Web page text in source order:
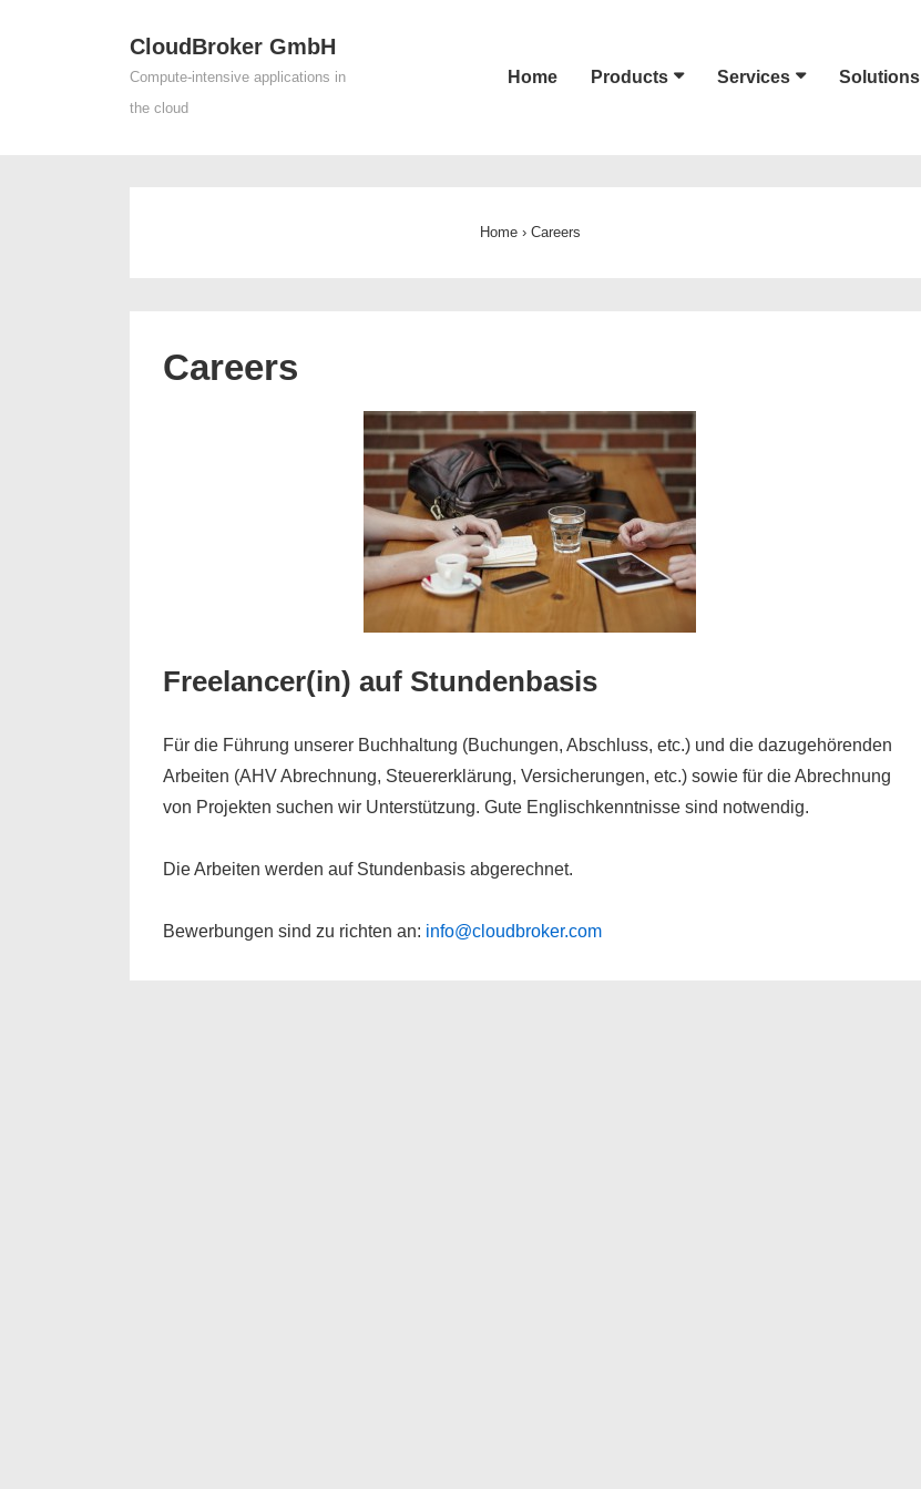
CloudBroker GmbH
Compute-intensive applications in
the cloud
Home Products Services Solutions
Home › Careers
Careers
Freelancer(in) auf Stundenbasis
Für die Führung unserer Buchhaltung (Buchungen, Abschluss, etc.) und die dazugehörenden
Arbeiten (AHV Abrechnung, Steuererklärung, Versicherungen, etc.) sowie für die Abrechnung
von Projekten suchen wir Unterstützung. Gute Englischkenntnisse sind notwendig.
Die Arbeiten werden auf Stundenbasis abgerechnet.
Bewerbungen sind zu richten an: info@cloudbroker.com